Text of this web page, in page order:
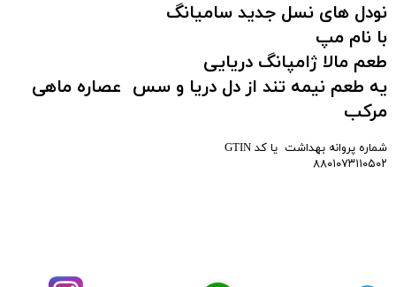
نودل های نسل جدید سامیانگ
با نام مپ
طعم مالا ژامپانگ دریایی
یه طعم نیمه تند از دل دریا و سس عصاره ماهی
مرکب
شماره پروانه بهداشت یا کد GTIN
۸۸۰۱۰۷۳۱۱۰۵۰۲